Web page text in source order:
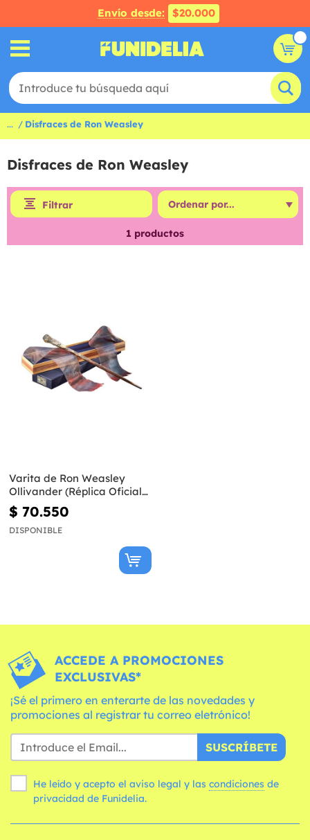
Envío desde: $20.000
... Disfraces de Ron Weasley
Disfraces de Ron Weasley
Filtrar
1 productos
Varita de Ron Weasley
Ollivander (Réplica Oficial)
- Harry Potter
$ 70.550
DISPONIBLE
ACCEDE A PROMOCIONES
EXCLUSIVAS*
¡Sé el primero en enterarte de las novedades y
promociones al registrar tu correo eletrónico!
SUSCRÍBETE
He leído y acepto el aviso legal y las condiciones
privacidad de Funidelia.